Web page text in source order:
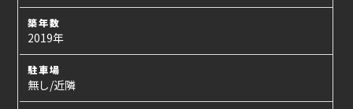
築年数
2019年
駐車場
無し/近隣